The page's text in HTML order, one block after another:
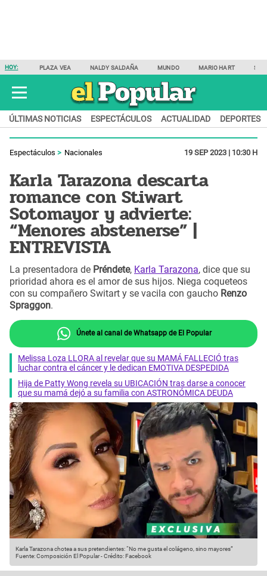
HOY: PLAZA VEA NALDY SALDAÑA MUNDO MARIO HART
ÚLTIMAS NOTICIAS ESPECTÁCULOS ACTUALIDAD DEPORTES
Espectáculos Nacionales 19 SEP 2023 | 10:30 H
Karla Tarazona descarta
romance con Stiwart
Sotomayor y advierte:
“Menores abstenerse” |
ENTREVISTA
La presentadora de Préndete, Karla Tarazona, dice que su
prioridad ahora es el amor de sus hijos. Niega coqueteos
con su compañero Switart y se vacila con gaucho Renzo
Spraggon.
Únete al canal de Whatsapp de El Popular
Melissa Loza LLORA al revelar que su MAMÁ FALLECIÓ tras
luchar contra el cáncer y le dedican EMOTIVA DESPEDIDA
Hija de Patty Wong revela su UBICACIÓN tras darse a conocer
que su mamá dejó a su familia con ASTRONÓMICA DEUDA
Karla Tarazona chotea a sus pretendientes: “No me gusta el colágeno, sino mayores”
Fuente: Composición El Popular-Crédito: Facebook